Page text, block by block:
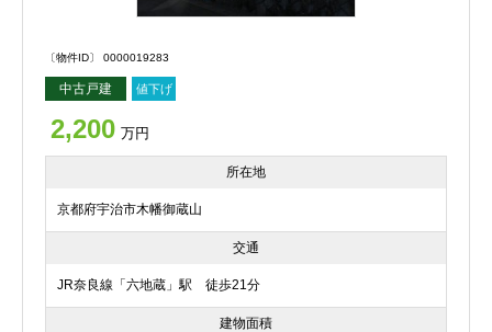
〔物件ID〕 0000019283
中古戸建 値下げ
2,200 万円
所在地
京都府宇治市木幡御蔵山
交通
JR奈良線「六地蔵」駅 徒歩21分
建物面積